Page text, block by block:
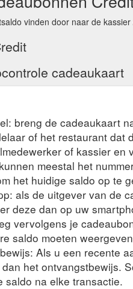
vinden door naar de
cadeaukaart
breng de cadeaukaart
of het restaurant dat
of kassier en
meestal het
het huidige saldo op te
als de uitgever van de
deze dan op uw
vervolgens je
saldo moeten
Als u een recente
het ontvangstbewijs.
saldo na elke transactie.